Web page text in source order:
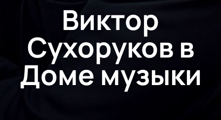
Виктор
Сухоруков в
Доме музыки